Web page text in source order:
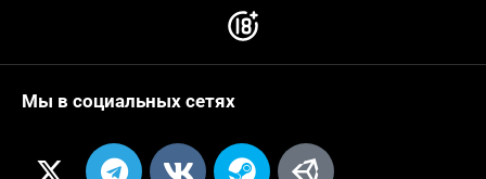
Мы в социальных сетях